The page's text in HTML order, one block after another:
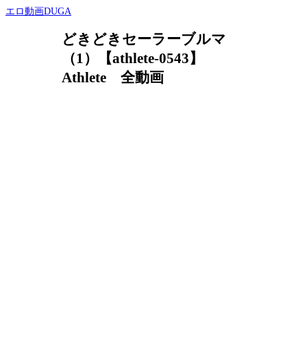
エロ動画DUGA
どきどきセーラーブルマ
（1）【athlete-0543】
Athlete 全動画